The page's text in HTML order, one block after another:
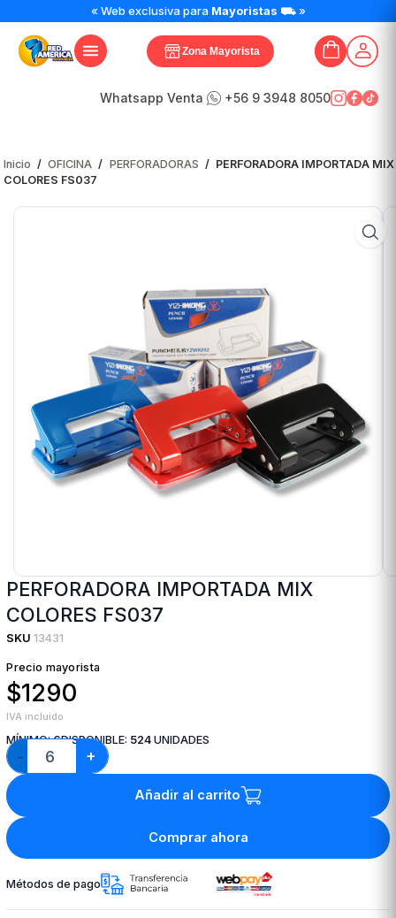
« Web exclusiva para Mayoristas ⛟ »
Zona Mayorista
Whatsapp Venta +56 9 3948 8050
Inicio / OFICINA / PERFORADORAS / PERFORADORA IMPORTADA MIX
COLORES FS037
PERFORADORA IMPORTADA MIX
COLORES FS037
SKU 13431
Precio mayorista
$1290
IVA incluido
MÍNIMO:6DISPONIBLE: 524 UNIDADES
−
PERFORADORA
IMPORTADA
MIX
COLORES
+
Añadir al carrito
Comprar ahora
Métodos de pago